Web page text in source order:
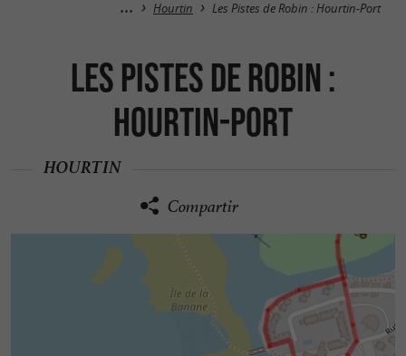
Hourtin Les Pistes de Robin : Hourtin-Port
Les Pistes de Robin :
Hourtin-Port
HOURTIN
Compartir